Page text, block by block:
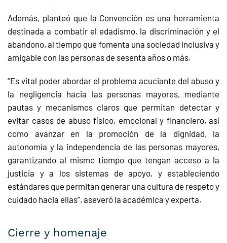
Además, planteó que la Convención es una herramienta
destinada a combatir el edadismo, la discriminación y el
abandono, al tiempo que fomenta una sociedad inclusiva y
amigable con las personas de sesenta años o más.
“Es vital poder abordar el problema acuciante del abuso y
la negligencia hacia las personas mayores, mediante
pautas y mecanismos claros que permitan detectar y
evitar casos de abuso físico, emocional y financiero, así
como avanzar en la promoción de la dignidad, la
autonomía y la independencia de las personas mayores,
garantizando al mismo tiempo que tengan acceso a la
justicia y a los sistemas de apoyo, y estableciendo
estándares que permitan generar una cultura de respeto y
cuidado hacia ellas”, aseveró la académica y experta.
Cierre y homenaje